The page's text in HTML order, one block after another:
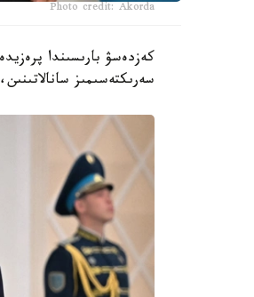
Photo credit: Akorda
كەزدەسۋ بارىسىندا
سەرىكتەسىمىز